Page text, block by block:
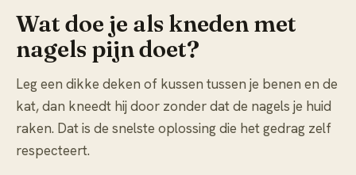
Wat doe je als kneden met
nagels pijn doet?
Leg een dikke deken of kussen tussen je benen en de
kat, dan kneedt hij door zonder dat de nagels je huid
raken. Dat is de snelste oplossing die het gedrag zelf
respecteert.